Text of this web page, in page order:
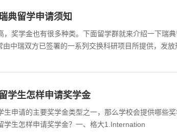
典留学申请须知
奖学金也有很多种类。下面留学群就来介绍一下瑞典
中瑞双方已签署的一系列交换科研项目所提供，发放
学生怎样申请奖学金
生申请的主要奖学金类型之一，那么学校会提供哪些
学生怎样申请奖学金？一、格大1.Internation